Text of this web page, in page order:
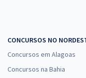
CONCURSOS NO
Concursos em Alagoas
Concursos na Bahia